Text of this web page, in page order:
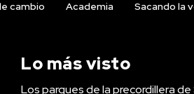
cambio Academia Sacando la
Lo más visto
Los parques de la precordillera